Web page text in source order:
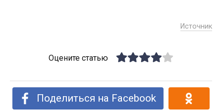
Источник
Оцените статью
Поделиться на Facebook